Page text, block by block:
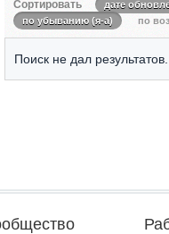
Сортировать
дате
по убыванию (я-а)
по
Поиск не дал результатов.